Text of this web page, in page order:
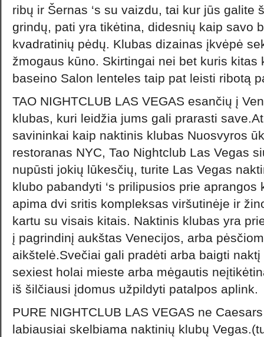
ribų ir Šernas ‘s su vaizdu, tai kur jūs galite
grindų, pati yra tikėtina, didesnių kaip savo
kvadratinių pėdų. Klubas dizainas įkvėpė
žmogaus kūno. Skirtingai nei bet kuris kitas
baseino Salon lenteles taip pat leisti ribotą
TAO NIGHTCLUB LAS VEGAS esančių į
klubas, kuri leidžia jums gali prarasti
savininkai kaip naktinis klubas Nuosvyros
restoranas NYC, Tao Nightclub Las Vegas
nupūsti jokių lūkesčių, turite Las Vegas
klubo pabandyti ‘s prilipusios prie
apima dvi sritis kompleksas viršutinėje ir
kartu su visais kitais. Naktinis klubas yra
į pagrindinį aukštas Venecijos, arba
aikštelė.Svečiai gali pradėti arba baigti
sexiest holai mieste arba mėgautis
iš šilčiausi įdomus užpildyti patalpos aplink.
PURE NIGHTCLUB LAS VEGAS ne
labiausiai skelbiama naktinių klubų